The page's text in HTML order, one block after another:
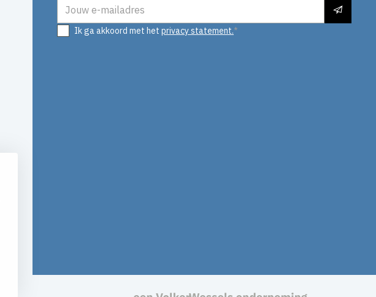
Ik ga akkoord met het privacy statement.